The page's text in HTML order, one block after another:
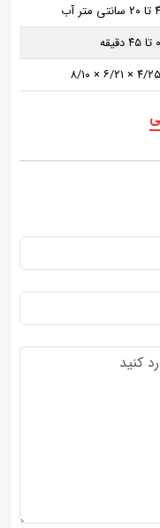
۴ تا ۲۰ سانتی متر آب
۰ تا ۴۵ دقیقه
۴/۲۵ × ۶/۲۱ × ۸/۱۰